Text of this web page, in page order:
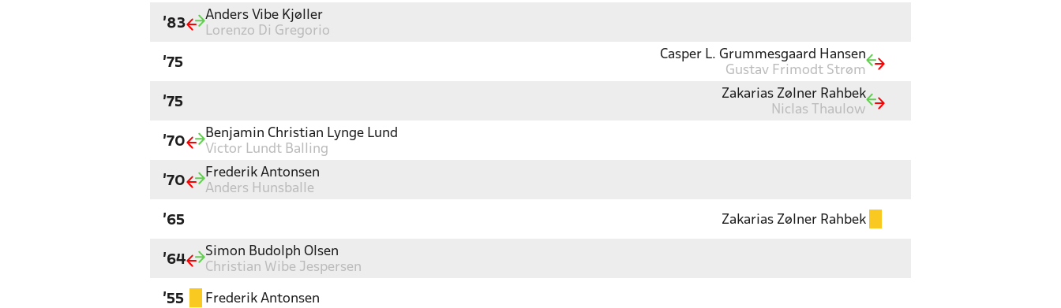
'83
Anders Vibe Kjøller
Lorenzo Di Gregorio
'75
Casper L. Grummesgaard Hansen
Gustav Frimodt Strøm
'75
Zakarias Zølner Rahbek
Niclas Thaulow
'70
Benjamin Christian Lynge Lund
Victor Lundt Balling
'70
Frederik Antonsen
Anders Hunsballe
'65 Zakarias Zølner Rahbek
'64
Simon Budolph Olsen
Christian Wibe Jespersen
'55 Frederik Antonsen